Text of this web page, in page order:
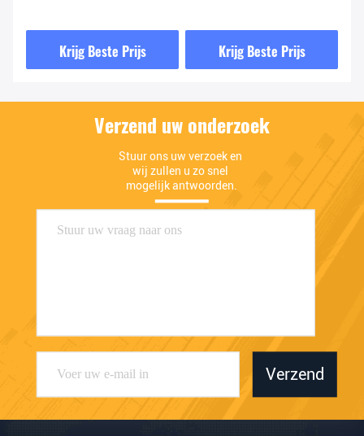
evenementen
Krijg Beste Prijs
voor decoratie
Krijg Beste Prijs
Verzend uw onderzoek
Stuur ons uw verzoek en
wij zullen u zo snel
mogelijk antwoorden.
Verzend